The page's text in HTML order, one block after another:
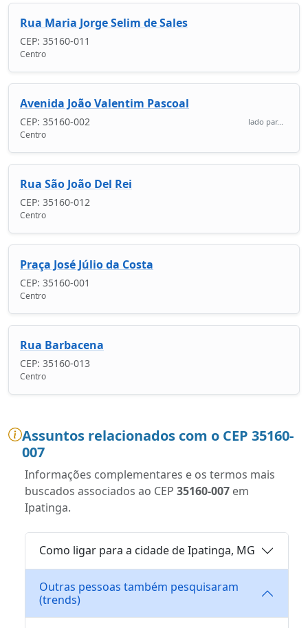
Rua Maria Jorge Selim de Sales
CEP: 35160-011
Centro
Avenida João Valentim Pascoal
CEP: 35160-002 lado par...
Centro
Rua São João Del Rei
CEP: 35160-012
Centro
Praça José Júlio da Costa
CEP: 35160-001
Centro
Rua Barbacena
CEP: 35160-013
Centro
Assuntos relacionados com o CEP 35160-
007
Informações complementares e os termos mais
buscados associados ao CEP 35160-007 em
Ipatinga.
Como ligar para a cidade de Ipatinga, MG
Outras pessoas também pesquisaram
(trends)